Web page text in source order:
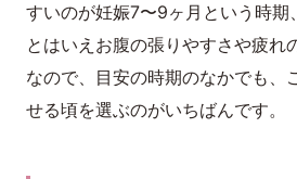
すいのが妊娠7〜9ヶ月という時期
とはいえお腹の張りやすさや疲れ
なので、目安の時期のなかでも、
せる頃を選ぶのがいちばんです。